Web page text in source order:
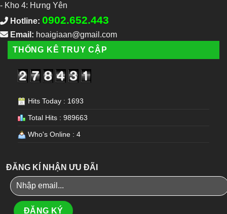
- Kho 4: Hưng Yên
Hotline: 0902.652.443
Email: hoaigiaan@gmail.com
THỐNG KÊ TRUY CẬP
Hits Today : 1693
Total Hits : 989663
Who's Online : 4
ĐĂNG KÍ NHẬN ƯU ĐÃI